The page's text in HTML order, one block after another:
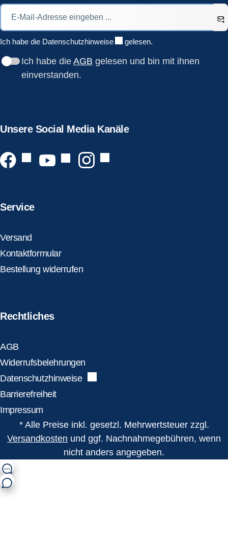
Ich habe die Datenschutzhinweise gelesen.
Ich habe die AGB gelesen und bin mit ihnen
einverstanden.
Service
Versand
Kontaktformular
Bestellung widerrufen
Rechtliches
AGB
Widerrufsbelehrungen
Datenschutzhinweise
Barrierefreiheit
Impressum
Unsere Social Media Kanäle
* Alle Preise inkl. gesetzl. Mehrwertsteuer zzgl.
Versandkosten und ggf. Nachnahmegebühren, wenn
nicht anders angegeben.
shop@flens.de
0461 863 123